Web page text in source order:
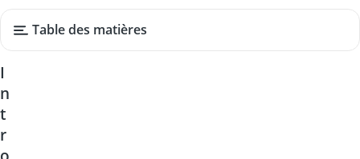
Table des matières
I
n
t
r